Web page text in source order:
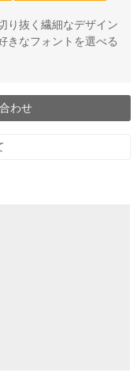
り抜く繊細なデザイン
きなフォントを選べる
わせ